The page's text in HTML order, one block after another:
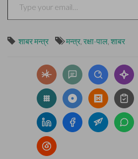
शाबर मन्त्र मन्त्र, रक्षा-पाल, शाबर